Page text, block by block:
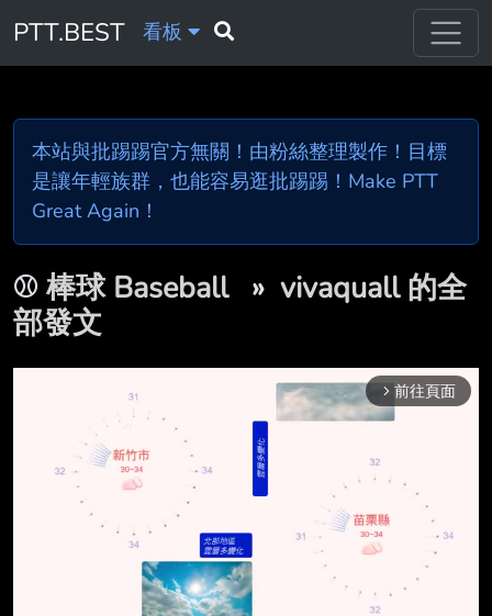
PTT.BEST 看板
本站與批踢踢官方無關！由粉絲整理製作！目標
是讓年輕族群，也能容易逛批踢踢！Make PTT
Great Again！
⚾ 棒球 Baseball » vivaquall 的全
部發文
arrow_forward_ios 前往頁面